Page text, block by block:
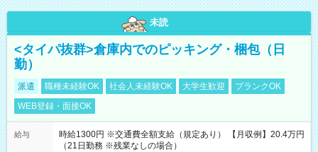
未読
<タイパ抜群>倉庫内でのピッキング・梱包（日
勤）
派遣 職種未経験OK 社会人未経験OK 大学生歓迎
ブランクOK
WEB登録・面接OK
給与
時給1300円 ※交通費全額支給（規定あり） 【月収例】20.4万円
（21日勤務 ※残業なしの場合）